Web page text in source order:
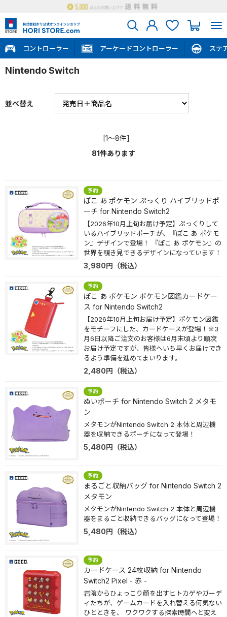
コントローラー アーケードコントローラー ステ
Nintendo Switch
並べ替え
[1～8件]
81件あります
ぽこ あ ポケモン ぷっくり ハイブリッドポ
ーチ for Nintendo Switch2
【2026年10月上旬お届け予定】ぷっくりして
いるハイブリッドポーチが、『ぽこ あ ポケモ
ン』デザインで登場！ 『ぽこ あ ポケモン』の
世界を覗き見できるデザインになっています！
3,980円 （税込）
ぽこ あ ポケモン ポケモン図鑑カードケー
ス for Nintendo Switch2
【2026年10月上旬お届け予定】ポケモン図鑑
をモチーフにした、カードケースが登場！※3
月6日以降ご注文のお客様は6月末頃より順次
お届け予定ですが、皆様へいち早くお届けでき
るよう準備を進めてまいります。
2,480円 （税込）
ぬいポーチ for Nintendo Switch 2 メタモ
ン
メタモンがNintendo Switch 2 本体と周辺機
器を収納できるポーチになって登場！
5,480円 （税込）
まるごと収納バッグ for Nintendo Switch 2
メタモン
メタモンがNintendo Switch 2 本体と周辺機
器をまるごと収納できるバッグになって登場！
5,480円 （税込）
カードケース 24枚収納 for Nintendo
Switch2 Pixel - 赤 -
岩陰からひょっこり顔を出すヒトカゲやガーデ
ィたちが、ゲームカードを入れ替える何気ない
ひとときを、 ワクワクする探索時間へと変え